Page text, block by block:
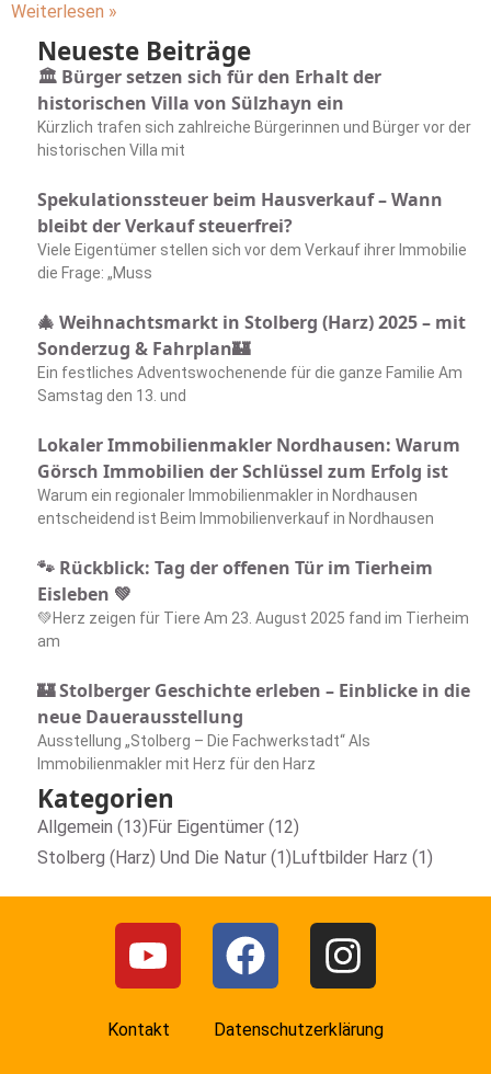
Weiterlesen »
Neueste Beiträge
🏛️ Bürger setzen sich für den Erhalt der
historischen Villa von Sülzhayn ein
Kürzlich trafen sich zahlreiche Bürgerinnen und Bürger vor der
historischen Villa mit
Spekulationssteuer beim Hausverkauf – Wann
bleibt der Verkauf steuerfrei?
Viele Eigentümer stellen sich vor dem Verkauf ihrer Immobilie
die Frage: „Muss
🎄 Weihnachtsmarkt in Stolberg (Harz) 2025 – mit
Sonderzug & Fahrplan🏰
Ein festliches Adventswochenende für die ganze Familie Am
Samstag den 13. und
Lokaler Immobilienmakler Nordhausen: Warum
Görsch Immobilien der Schlüssel zum Erfolg ist
Warum ein regionaler Immobilienmakler in Nordhausen
entscheidend ist Beim Immobilienverkauf in Nordhausen
🐾 Rückblick: Tag der offenen Tür im Tierheim
Eisleben 💚
💚Herz zeigen für Tiere Am 23. August 2025 fand im Tierheim
am
🏰 Stolberger Geschichte erleben – Einblicke in die
neue Dauerausstellung
Ausstellung „Stolberg – Die Fachwerkstadt“ Als
Immobilienmakler mit Herz für den Harz
Kategorien
Allgemein (13)Für Eigentümer (12)
Stolberg (Harz) Und Die Natur (1)Luftbilder Harz (1)
Kontakt Datenschutzerklärung